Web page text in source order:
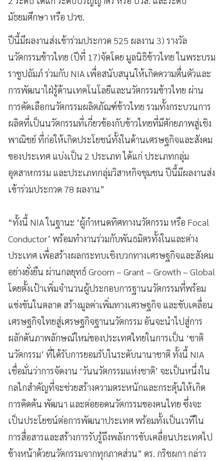
มัธยมศึกษา หรือ ปวช.
ปีนี้มีผลงานส่งเข้าร่วมประกวด 525 ผลงาน 3) รางวัล
นวัตกรรมข้าวไทย (ปีที่ 17)จัดโดย มูลนิธิข้าวไทย ในพระบรม
ราชูปถัมภ์ ร่วมกับ NIA เพื่อสนับสนุนให้เกิดความตื่นตัวและ
การพัฒนาใฝ่รู้ด้านเทคโนโลยีและนวัตกรรมข้าวไทย ผ่าน
การคัดเลือกนวัตกรรมผลิตภัณฑ์ข้าวไทย รวมทั้งกระบวนการ
ผลิตที่เป็นนวัตกรรมที่เกี่ยวข้องกับข้าวไทยที่มีศักยภาพสู่เชิง
พาณิชย์ ที่ก่อให้เกิดประโยชน์ทั้งในด้านเศรษฐกิจและสังคม
ของประเทศ แบ่งเป็น 2 ประเภท ได้แก่ ประเภทกลุ่ม
อุตสาหกรรม และประเภทกลุ่มวิสาหกิจชุมชน ปีนี้มีผลงานส่ง
เข้าร่วมประกวด 78 ผลงาน”
“ทั้งนี้ NIA ในฐานะ ‘ผู้กำหนดทิศทางนวัตกรรม หรือ Focal
Conductor’ พร้อมทำงานร่วมกับพันธมิตรทั้งในและต่าง
ประเทศ เพื่อสร้างผลกระทบเชิงบวกทางเศรษฐกิจและสังคม
อย่างยั่งยืน ผ่านกลยุทธ์ Groom – Grant – Growth – Global
โดยตั้งเป้าเพิ่มจำนวนผู้ประกอบการฐานนวัตกรรมที่พร้อม
แข่งขันในตลาด สร้างมูลค่าเพิ่มทางเศรษฐกิจ และขับเคลื่อน
เศรษฐกิจไทยสู่เศรษฐกิจฐานนวัตกรรม อันจะนำไปสู่การ
ผลักดันภาพลักษณ์ใหม่ของประเทศไทยในการเป็น ‘ชาติ
นวัตกรรม’ ที่ได้รับการยอมรับในระดับนานาชาติ ทั้งนี้ NIA
เชื่อมั่นว่าการจัดงาน ‘วันนวัตกรรมแห่งชาติ’ จะเป็นหนึ่งใน
กลไกสำคัญที่จะช่วยสร้างความตระหนักและกระตุ้นให้เกิด
การคิดค้น พัฒนา และต่อยอดนวัตกรรมของคนไทย ซึ่งจะ
เป็นประโยชน์ต่อการพัฒนาประเทศ พร้อมทั้งเป็นเวทีใน
การสื่อสารและสร้างการรับรู้ถึงพลังการขับเคลื่อนประเทศไป
ข้างหน้าด้วยนวัตกรรมจากทุกภาคส่วน” ดร. กริชผกา กล่าว